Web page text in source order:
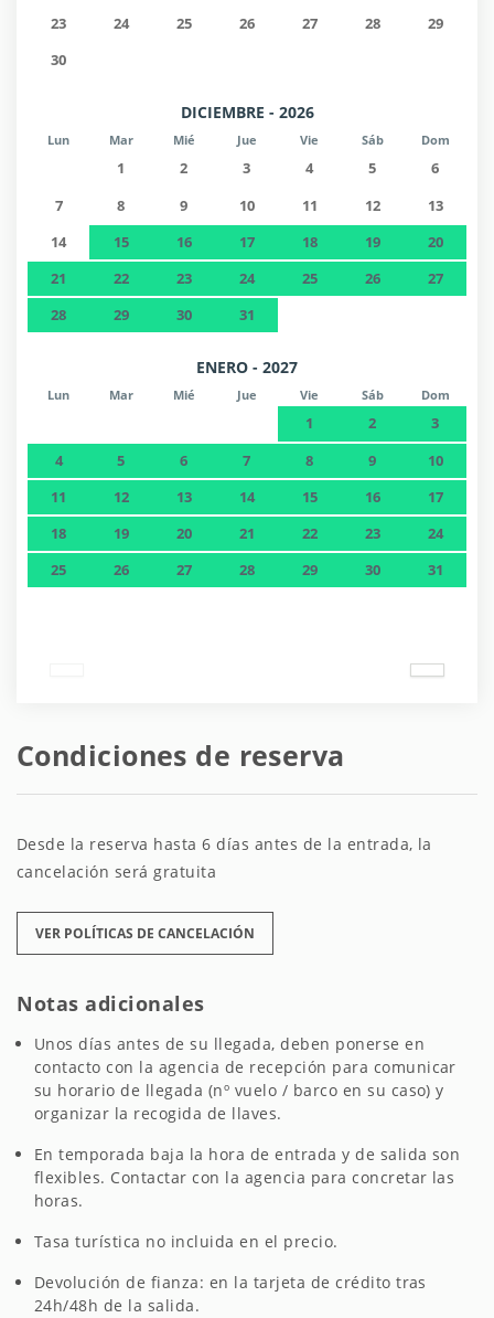
23
24 25 26 27 28
29
30
DICIEMBRE - 2026
Lun Mar Mié Jue Vie Sáb Dom
1 2 3 4 5
6
7
8 9 10 11 12
13
14
15 16 17 18 19
20
21
22 23 24 25 26
27
28
29 30 31
ENERO - 2027
Lun Mar Mié Jue Vie Sáb Dom
1 2
3
4
5 6 7 8 9
10
11
12 13 14 15 16
17
18
19 20 21 22 23
24
25
26 27 28 29 30 31
Condiciones de reserva
Desde la reserva hasta 6 días antes de la entrada, la
cancelación será gratuita
VER POLÍTICAS DE CANCELACIÓN
Notas adicionales
Unos días antes de su llegada, deben ponerse en
contacto con la agencia de recepción para comunicar
su horario de llegada (nº vuelo / barco en su caso) y
organizar la recogida de llaves.
En temporada baja la hora de entrada y de salida son
flexibles. Contactar con la agencia para concretar las
horas.
Tasa turística no incluida en el precio.
Devolución de fianza: en la tarjeta de crédito tras
24h/48h de la salida.